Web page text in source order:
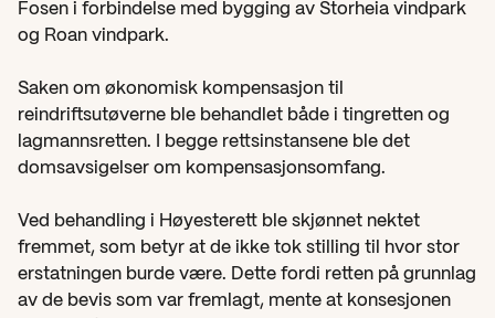
Fosen i forbindelse med bygging av Storheia vindpark
og Roan vindpark.
Saken om økonomisk kompensasjon til
reindriftsutøverne ble behandlet både i tingretten og
lagmannsretten. I begge rettsinstansene ble det
domsavsigelser om kompensasjonsomfang.
Ved behandling i Høyesterett ble skjønnet nektet
fremmet, som betyr at de ikke tok stilling til hvor stor
erstatningen burde være. Dette fordi retten på grunnlag
av de bevis som var fremlagt, mente at konsesjonen